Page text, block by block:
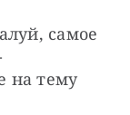
самое
на тему